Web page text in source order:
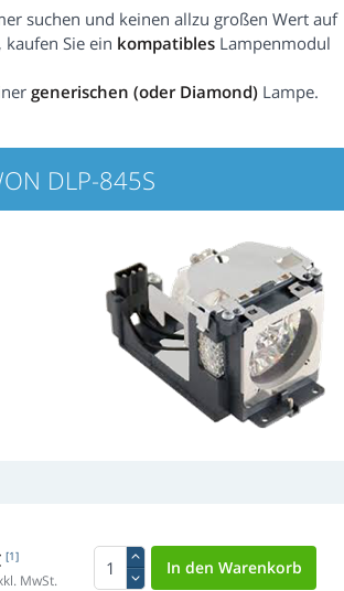
suchen und keinen allzu großen Wert auf
Sie ein kompatibles Lampenmodul
generischen (oder Diamond) Lampe.
DLP-845S
[1]
MwSt.